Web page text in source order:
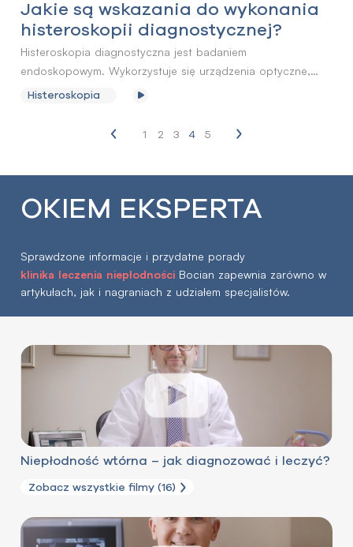
Jakie są wskazania do wykonania
histeroskopii diagnostycznej?
Histeroskopia diagnostyczna jest badaniem
endoskopowym. Wykorzystuje się urządzenia optyczne,
które pozwalają dokładnie ocenić wnętrze jamy macicy
Wykonywana jest w przypadku diagnostyki niepłodności,
Histeroskopia
1 2 3 4 5
OKIEM EKSPERTA
Sprawdzone informacje i przydatne porady
klinika leczenia niepłodności Bocian zapewnia zarówno w
artykułach, jak i nagraniach z udziałem specjalistów.
Niepłodność wtórna – jak diagnozować i leczyć?
Zobacz wszystkie filmy (16)